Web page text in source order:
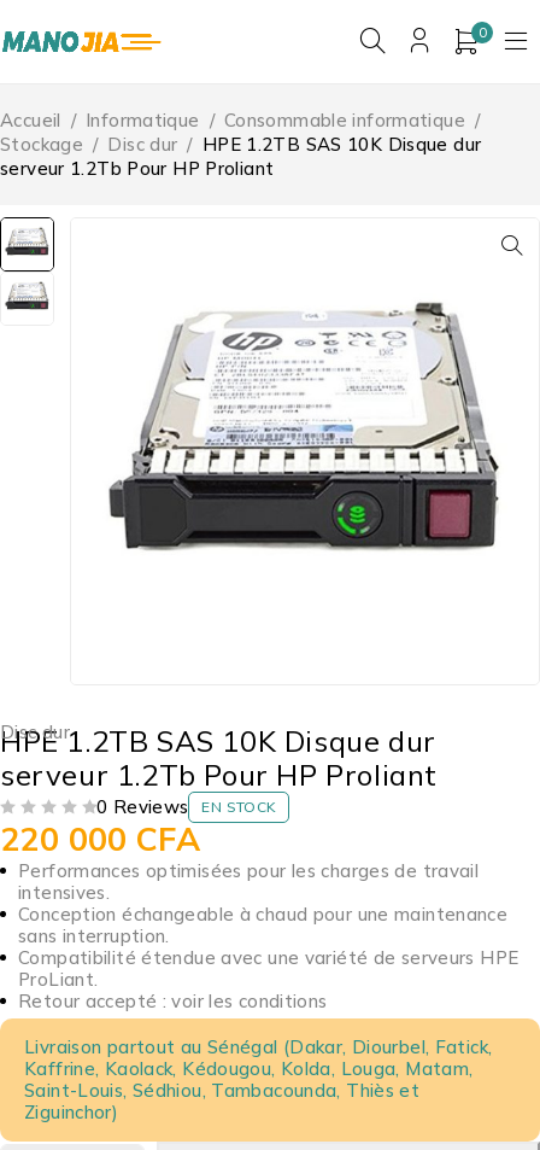
0
Accueil / Informatique / Consommable informatique /
Stockage / Disc dur / HPE 1.2TB SAS 10K Disque dur
serveur 1.2Tb Pour HP Proliant
Disc dur
HPE 1.2TB SAS 10K Disque dur
serveur 1.2Tb Pour HP Proliant
0 Reviews EN STOCK
220 000 CFA
Performances optimisées pour les charges de travail
intensives.
Conception échangeable à chaud pour une maintenance
sans interruption.
Compatibilité étendue avec une variété de serveurs HPE
ProLiant.
Retour accepté : voir les conditions
Livraison partout au Sénégal (Dakar, Diourbel, Fatick,
Kaffrine, Kaolack, Kédougou, Kolda, Louga, Matam,
Saint-Louis, Sédhiou, Tambacounda, Thiès et
Ziguinchor)